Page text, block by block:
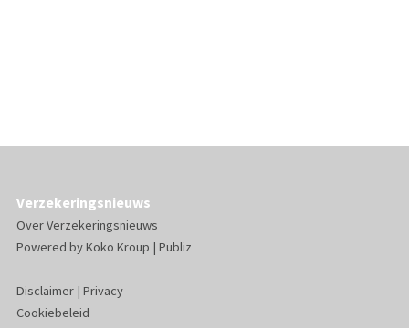
Verzekeringsnieuws
Over Verzekeringsnieuws
Powered byKoko Kroup | Publiz
Disclaimer| Privacy
Cookiebeleid